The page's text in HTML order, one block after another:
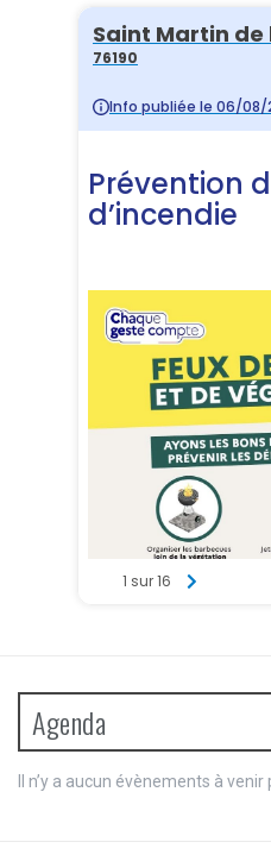
Agenda
Il n’y a aucun évènements à